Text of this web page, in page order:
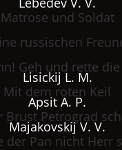
Matrose und Soldat
russischen
Geh und rette
Lisickij L. M.
Mit dem roten Keil
Apsit A. P.
Brust Petrograd
Majakovskij V. V.
der Pan nicht Herr